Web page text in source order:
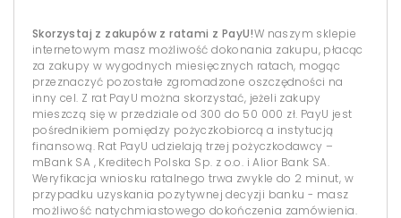
Skorzystaj z zakupów z ratami z PayU!W naszym sklepie
internetowym masz możliwość dokonania zakupu, płacąc
za zakupy w wygodnych miesięcznych ratach, mogąc
przeznaczyć pozostałe zgromadzone oszczędności na
inny cel. Z rat PayU można skorzystać, jeżeli zakupy
mieszczą się w przedziale od 300 do 50 000 zł. PayU jest
pośrednikiem pomiędzy pożyczkobiorcą a instytucją
finansową. Rat PayU udzielają trzej pożyczkodawcy –
mBank SA , Kreditech Polska Sp. z o.o. i Alior Bank SA.
Weryfikacja wniosku ratalnego trwa zwykle do 2 minut, w
przypadku uzyskania pozytywnej decyzji banku - masz
możliwość natychmiastowego dokończenia zamówienia.